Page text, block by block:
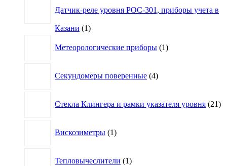
Датчик-реле уровня РОС-301, приборы учета в
Казани 11
Метеорологические приборы 1товар
Секундомеры поверенные 4товара
Стекла Клингера и рамки указателя уровня 21
Вискозиметры 1товар
Тепловычеслители 1товар